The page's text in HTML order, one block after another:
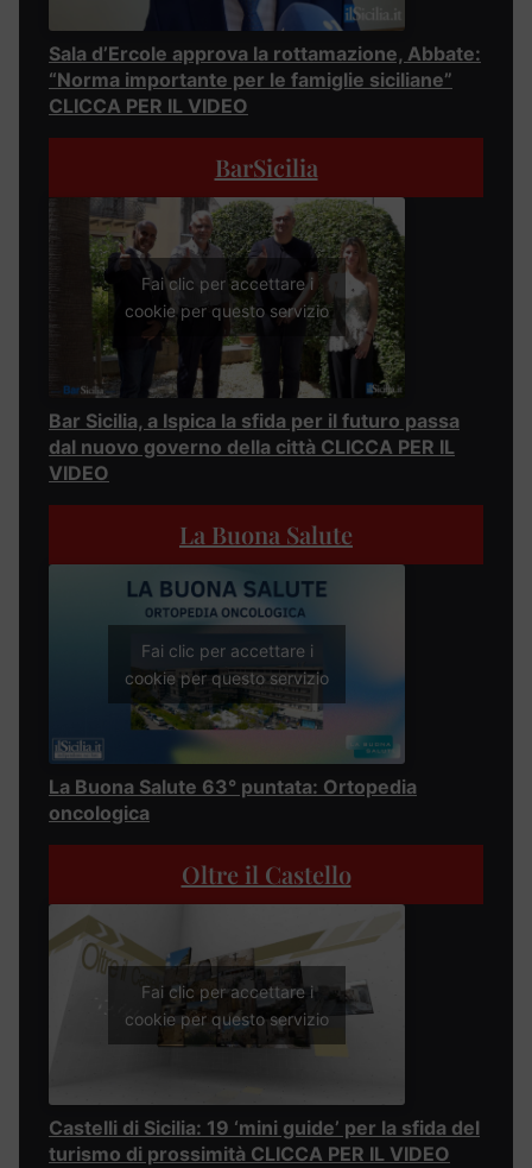
Sala d’Ercole approva la rottamazione, Abbate:
“Norma importante per le famiglie siciliane”
CLICCA PER IL VIDEO
BarSicilia
Fai clic per accettare i
cookie per questo servizio
Bar Sicilia, a Ispica la sfida per il futuro passa
dal nuovo governo della città CLICCA PER IL
VIDEO
La Buona Salute
Fai clic per accettare i
cookie per questo servizio
La Buona Salute 63° puntata: Ortopedia
oncologica
Oltre il Castello
Fai clic per accettare i
cookie per questo servizio
Castelli di Sicilia: 19 ‘mini guide’ per la sfida del
turismo di prossimità CLICCA PER IL VIDEO